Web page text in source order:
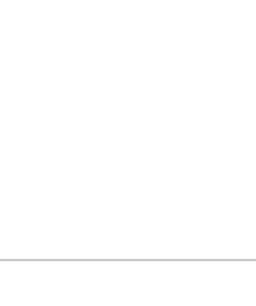
の手順